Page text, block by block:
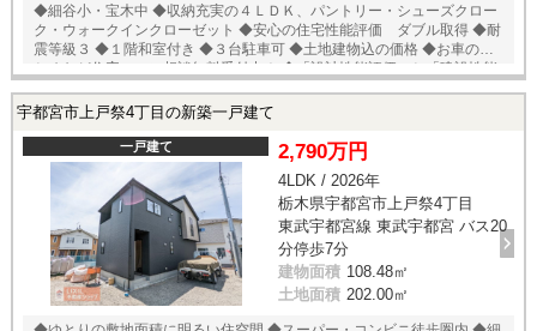
◆細谷小・宝木中 ◆収納充実の４ＬＤＫ、パントリー・シューズクロー
ク・ウォークインクローゼット ◆安心の住宅性能評価 ダブル取得 ◆耐
震等級３ ◆１階和室付き ◆３台駐車可 ◆土地建物込の価格 ◆お車のおま
とめなど住宅ローン相談無料受付中！ ◆「設計性能評価」と「建設性能
すべて最上等級取得！！ ◆スタイリッシュなデザインの新築住宅
宇都宮市上戸祭4丁目の新築一戸建て
一戸建て 2,790万円
4LDK / 2026年
栃木県宇都宮市上戸祭4丁目
東武宇都宮線 東武宇都宮 バス20
分停歩7分
建物面積 108.48㎡
土地面積 202.00㎡